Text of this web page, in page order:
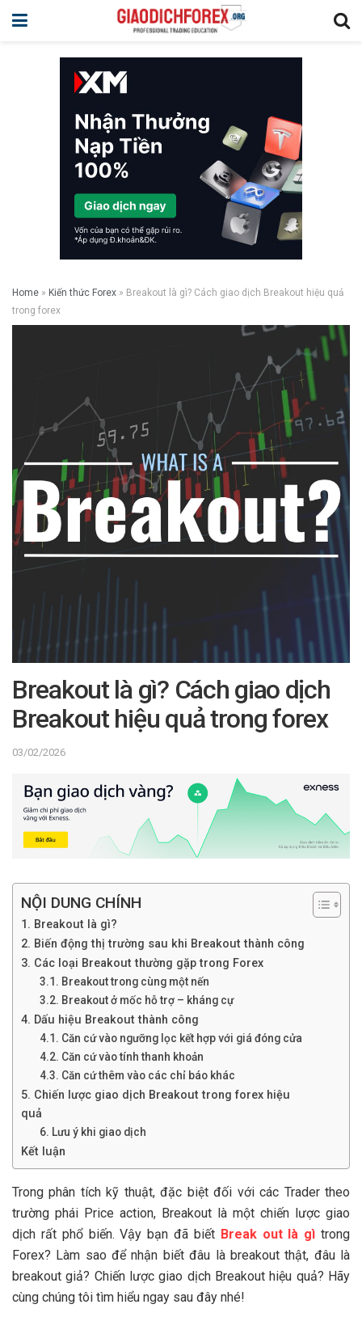
Home » Kiến thức Forex » Breakout là gì? Cách giao dịch Breakout hiệu quả
trong forex
Breakout là gì? Cách giao dịch
Breakout hiệu quả trong forex
03/02/2026
NỘI DUNG CHÍNH
1. Breakout là gì?
2. Biến động thị trường sau khi Breakout thành công
3. Các loại Breakout thường gặp trong Forex
3.1. Breakout trong cùng một nến
3.2. Breakout ở mốc hỗ trợ – kháng cự
4. Dấu hiệu Breakout thành công
4.1. Căn cứ vào ngưỡng lọc kết hợp với giá đóng cửa
4.2. Căn cứ vào tính thanh khoản
4.3. Căn cứ thêm vào các chỉ báo khác
5. Chiến lược giao dịch Breakout trong forex hiệu
quả
6. Lưu ý khi giao dịch
Kết luận
Trong phân tích kỹ thuật, đặc biệt đối với các Trader theo
trường phái Price action, Breakout là một chiến lược giao
dịch rất phổ biến. Vậy bạn đã biết Break out là gì trong
Forex? Làm sao để nhận biết đâu là breakout thật, đâu là
breakout giả? Chiến lược giao dịch Breakout hiệu quả? Hãy
cùng chúng tôi tìm hiểu ngay sau đây nhé!